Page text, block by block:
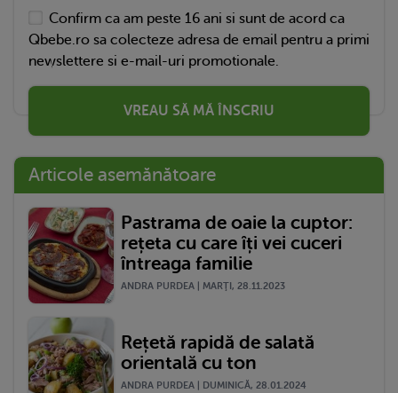
Confirm ca am peste 16 ani si sunt de acord ca
Qbebe.ro sa colecteze adresa de email pentru a primi
newslettere si e-mail-uri promotionale.
VREAU SĂ MĂ ÎNSCRIU
Articole asemănătoare
Pastrama de oaie la cuptor:
rețeta cu care îți vei cuceri
întreaga familie
ANDRA PURDEA | MARŢI, 28.11.2023
Rețetă rapidă de salată
orientală cu ton
ANDRA PURDEA | DUMINICĂ, 28.01.2024